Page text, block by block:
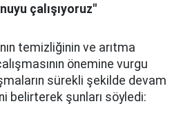
çalışıyoruz"
temizliğinin ve arıtma
önemine vurgu
sürekli şekilde devam
belirterek şunları söyledi: